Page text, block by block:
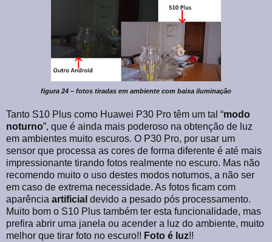
figura 24 – fotos tiradas em ambiente com baixa iluminação
Tanto S10 Plus como Huawei P30 Pro têm um tal “modo
noturno”, que é ainda mais poderoso na obtenção de luz
em ambientes muito escuros. O P30 Pro, por usar um
sensor que processa as cores de forma diferente é até mais
impressionante tirando fotos realmente no escuro. Mas não
recomendo muito o uso destes modos noturnos, a não ser
em caso de extrema necessidade. As fotos ficam com
aparência artificial devido a pesado pós processamento.
Muito bom o S10 Plus também ter esta funcionalidade, mas
prefira abrir uma janela ou acender a luz do ambiente, muito
melhor que tirar foto no escuro!! Foto é luz!!